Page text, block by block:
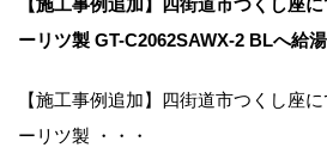
【施工事例追加】四街道市つくし座
ーリツ製 GT-C2062SAWX-2 BLへ給
【施工事例追加】四街道市つくし座
ーリツ製 ・・・